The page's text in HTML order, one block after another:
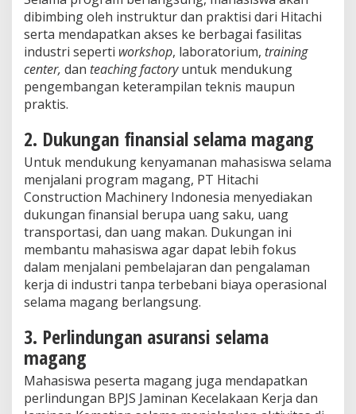
dibimbing oleh instruktur dan praktisi dari Hitachi
serta mendapatkan akses ke berbagai fasilitas
industri seperti workshop, laboratorium, training
center, dan teaching factoryuntuk mendukung
pengembangan keterampilan teknis maupun
praktis.
2. Dukungan finansial selama magang
Untuk mendukung kenyamanan mahasiswa selama
menjalani program magang, PT Hitachi
Construction Machinery Indonesia menyediakan
dukungan finansial berupa uang saku, uang
transportasi, dan uang makan. Dukungan ini
membantu mahasiswa agar dapat lebih fokus
dalam menjalani pembelajaran dan pengalaman
kerja di industri tanpa terbebani biaya operasional
selama magang berlangsung.
3. Perlindungan asuransi selama
magang
Mahasiswa peserta magang juga mendapatkan
perlindungan BPJS Jaminan Kecelakaan Kerja dan